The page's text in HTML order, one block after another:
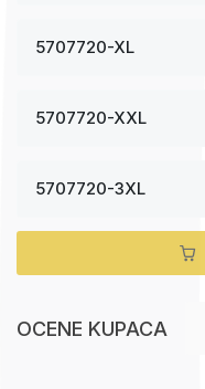
5707720-XL
5707720-XXL
5707720-3XL
OCENE KUPACA